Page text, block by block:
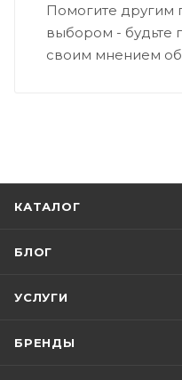
Помогите другим
выбором - будьте
своим мнением
КАТАЛОГ
БЛОГ
УСЛУГИ
БРЕНДЫ